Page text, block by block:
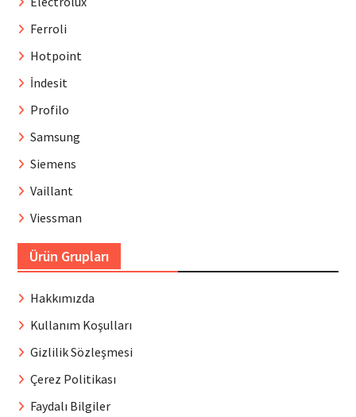
Ferroli
Hotpoint
İndesit
Profilo
Samsung
Siemens
Vaillant
Viessman
Ürün Grupları
Hakkımızda
Kullanım Koşulları
Gizlilik Sözleşmesi
Çerez Politikası
Faydalı Bilgiler